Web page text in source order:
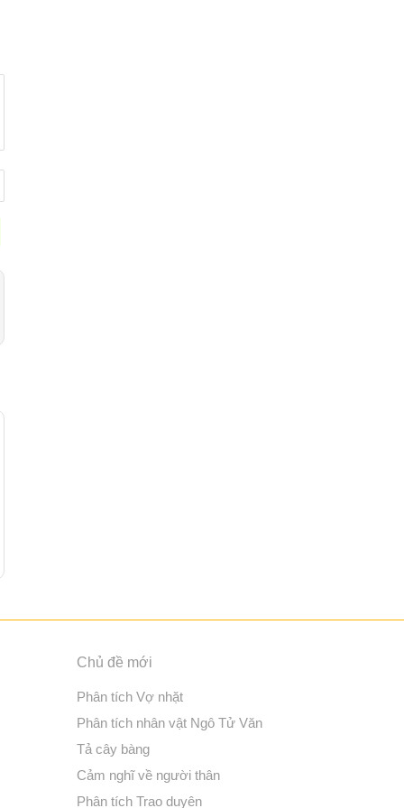
Chủ đề mới
Phân tích Vợ nhặt
Phân tích nhân vật Ngô Tử Văn
Tả cây bàng
Cảm nghĩ về người thân
Phân tích Trao duyên